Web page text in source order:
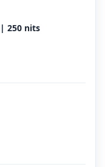
250 nits